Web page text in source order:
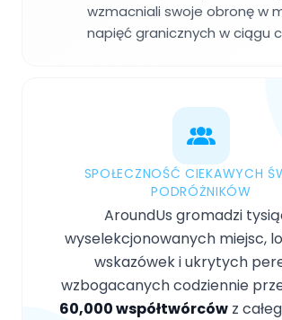
wzmacniali swoje obronę w
napięć granicznych w ciągu
SPOŁECZNOŚĆ CIEKAWYCH
PODRÓŻNIKÓW
AroundUs gromadzi
wyselekcjonowanych miejsc,
wskazówek i ukrytych
wzbogacanych codziennie
60,000 współtwórców z